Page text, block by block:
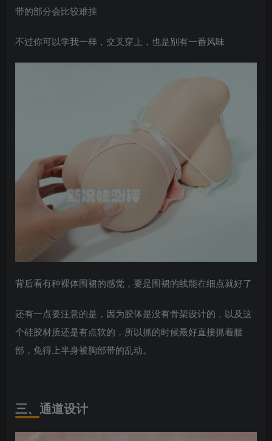
带的部分会比较难挂
不过你可以学我一样，交叉穿上，也是别有一番风味
背后看有种裸体围裙的感觉，要是围裙的线能在细点就好了
还有一点要注意的是，因为胶体是没有骨架设计的，以及这
个硅胶材质还是有点软的，所以抓的时候最好直接抓着腰
部，免得上半身被胸部带的乱动。
三、通道设计